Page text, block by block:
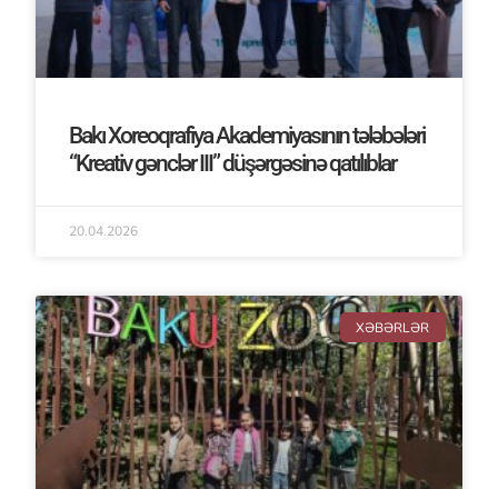
Bakı Xoreoqrafiya Akademiyasının tələbələri
“Kreativ gənclər III” düşərgəsinə qatılıblar
20.04.2026
XƏBƏRLƏR